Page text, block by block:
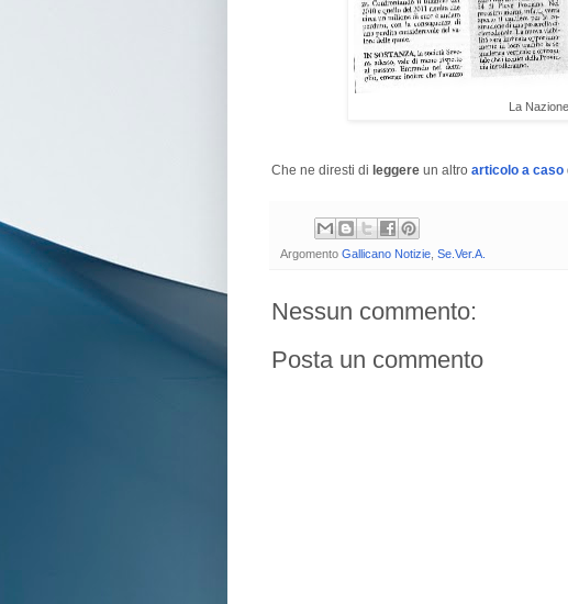
La
Che ne diresti di leggere un altro articolo a caso
Argomento Gallicano Notizie Se.Ver.A.
Nessun commento:
Posta un commento